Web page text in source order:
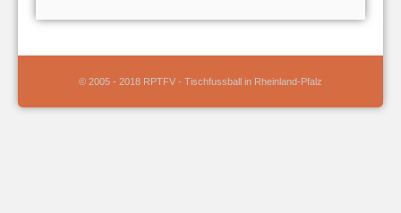
© 2005 - 2018 RPTFV - Tischfussball in Rheinland-Pfalz